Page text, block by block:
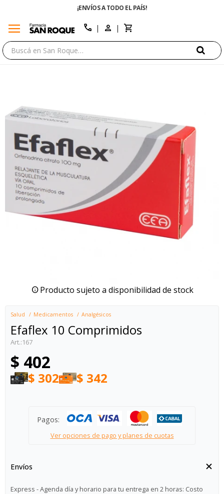
¡ENVÍOS A TODO EL PAÍS!
menu call
Producto sujeto a disponibilidad de stock
Salud Medicamentos Analgésicos
Efaflex 10 Comprimidos
167
$ 402
$ 302 $ 342
Pagos:
Ver opciones de pago y planes de cuotas
Envíos
Express - Agenda día y horario para tu entrega en 2 horas: Costo
close